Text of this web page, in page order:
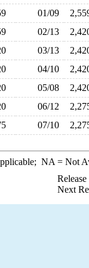
01/09
02/13
03/13
04/10
05/08
06/12
07/10
NA = Not
Next